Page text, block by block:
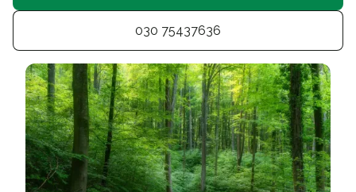
030 75437636